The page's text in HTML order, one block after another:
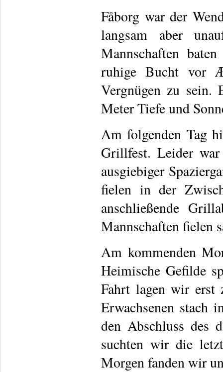
Fåborg war der
langsam aber
Mannschaften
ruhige Bucht vor
Vergnügen zu sein.
Meter Tiefe und
Am folgenden Tag
Grillfest. Leider
ausgiebiger
fielen in der
anschließende
Mannschaften fielen
Am kommenden
Heimische Gefilde
Fahrt lagen wir erst
Erwachsenen stach
den Abschluss des
suchten wir die
Morgen fanden wir